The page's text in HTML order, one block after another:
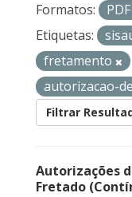
Formatos:
PDF
Etiquetas:
fretamento
autorizacao-
Filtrar
Autorizações
Fretado